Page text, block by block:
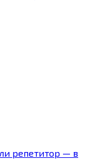
репетитор — в